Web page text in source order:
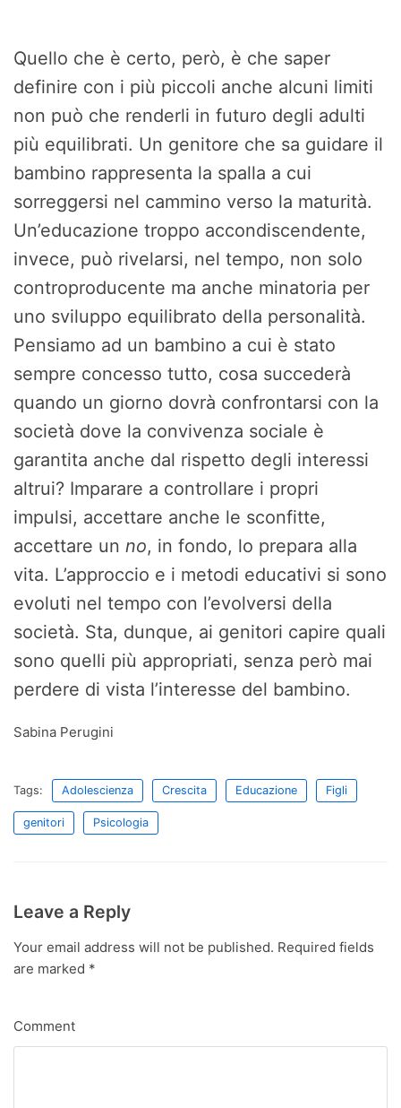
Quello che è certo, però, è che saper
definire con i più piccoli anche alcuni limiti
non può che renderli in futuro degli adulti
più equilibrati. Un genitore che sa guidare il
bambino rappresenta la spalla a cui
sorreggersi nel cammino verso la maturità.
Un’educazione troppo accondiscendente,
invece, può rivelarsi, nel tempo, non solo
controproducente ma anche minatoria per
uno sviluppo equilibrato della personalità.
Pensiamo ad un bambino a cui è stato
sempre concesso tutto, cosa succederà
quando un giorno dovrà confrontarsi con la
società dove la convivenza sociale è
garantita anche dal rispetto degli interessi
altrui? Imparare a controllare i propri
impulsi, accettare anche le sconfitte,
accettare un no, in fondo, lo prepara alla
vita. L’approccio e i metodi educativi si sono
evoluti nel tempo con l’evolversi della
società. Sta, dunque, ai genitori capire quali
sono quelli più appropriati, senza però mai
perdere di vista l’interesse del bambino.
Sabina Perugini
Tags: Adolescienza Crescita Educazione Figli
genitori Psicologia
Leave a Reply
Your email address will not be published. Required fields
are marked *
Comment